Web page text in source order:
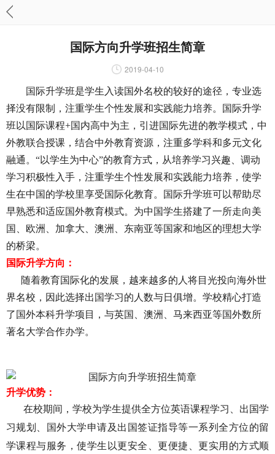
国际方向升学班招生简章
2019-04-10
国际升学班是学生入读国外名校的较好的途径，专业选
择没有限制，注重学生个性发展和实践能力培养。国际升学
班以国际课程+国内高中为主，引进国际先进的教学模式，中
外教联合授课，结合中外教育资源，注重多学科和多元文化
融通。“以学生为中心”的教育方式，从培养学习兴趣、调动
学习积极性入手，注重学生个性发展和实践能力培养，使学
生在中国的学校里享受国际化教育。国际升学班可以帮助尽
早熟悉和适应国外教育模式。为中国学生搭建了一所走向美
国、欧洲、加拿大、澳洲、东南亚等国家和地区的理想大学
的桥梁。
国际升学方向：
随着教育国际化的发展，越来越多的人将目光投向海外世
界名校，因此选择出国学习的人数与日俱增。学校精心打造
了 国外本科升学项目，与英国、澳洲、马来西亚等国外数所
著名大学合作办学。
升学优势：
在校期间，学校为学生提供全方位英语课程学习、出国学
习规划、国外大学申请及出国签证指导等一系列全方位的留
学课程与服务，使学生以更安全、更便捷、更实用的方式顺